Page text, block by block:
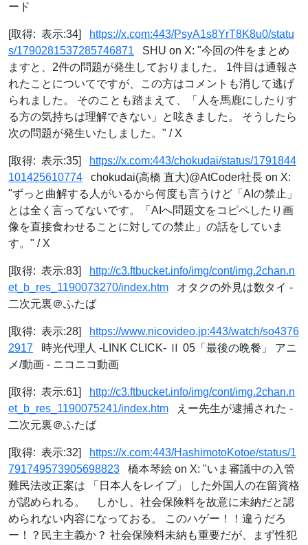
ード
[取得: 表示:34]
https://x.com:443/PsyA1s8YrT8K8u0/statu
s/1790281537285746871 SHU on X: "今回の件をまとめ
ますと、2件の問題が発生しておりました。 1件目は通報さ
れたことについてですが、この方はコメントも消して逃げ
られました。 そのことも踏まえて、「人を馬鹿にしたりす
る方の気持ちは理解できない」と呟きました。 そうしたら
次の問題が発生いたしました。" / X
[取得: 表示:35]
https://x.com:443/chokudai/status/1791844
101425610774 chokudai(高橋 直大)@AtCoder社長 on X:
"ずっと曲解する人がいるから何度も言うけど「AIの禁止」
とは全く言ってないです。「AIへ問題文をコピペしたり画
像を直接食わせることに対しての禁止」の話をしていま
す。" / X
[取得: 表示:83]
http://c3.ftbucket.info/img/cont/img.2chan.n
et_b_res_1190073270/index.htm オタクの外見は数タイ -
二次元裏＠ふたば
[取得: 表示:28]
https://www.nicovideo.jp:443/watch/so4376
2917 時光代理人 -LINK CLICK- Ⅱ 05「最後の晩餐」 アニ
メ/動画 - ニコニコ動画
[取得: 表示:61]
http://c3.ftbucket.info/img/cont/img.2chan.n
et_b_res_1190075241/index.htm えー先生が逮捕された -
二次元裏＠ふたば
[取得: 表示:32]
https://x.com:443/HashimotoKotoe/status/1
791749573905698823 橋本琴絵 on X: "いま審議中の入管
難民法改正案は 「日本人をレイプ」 した外国人の在留資格
が認められる。 しかし、社会保険料を故意に未納だと認
められない内容になっておる。 このハゲー！！違うだろ
ー！？民主主義か？ 社会保険料未納も重要だが、まず性犯